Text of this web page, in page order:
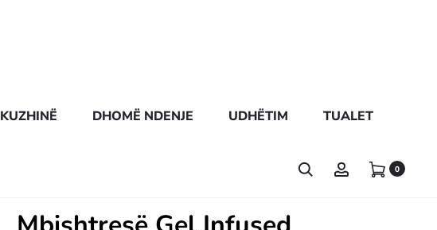
KUZHINË DHOMË NDENJE UDHËTIM
TUALET
0